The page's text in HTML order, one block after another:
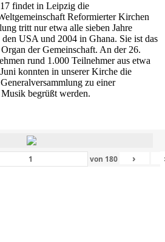
findet in Leipzig die
Reformierter Kirchen
tritt nur etwa alle sieben Jahre
USA und 2004 in Ghana. Sie ist das
der Gemeinschaft. An der 26.
rund 1.000 Teilnehmer aus etwa
konnten in unserer Kirche die
zu einer
begrüßt werden.
von 180 ›